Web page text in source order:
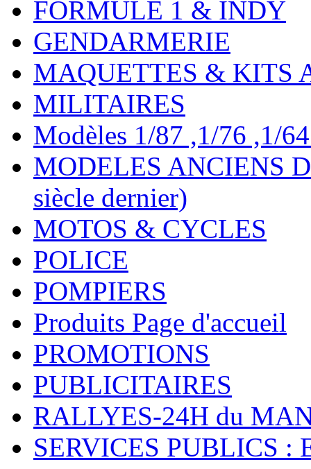
FORMULE 1 & INDY
GENDARMERIE
MAQUETTES & KITS
MILITAIRES
Modèles 1/87 ,1/76 ,1/
MODELES ANCIENS
siècle dernier)
MOTOS & CYCLES
POLICE
POMPIERS
Produits Page d'accueil
PROMOTIONS
PUBLICITAIRES
RALLYES-24H du
SERVICES PUBLICS :